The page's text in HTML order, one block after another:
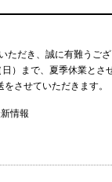
いただき、誠に有難う
日）まで、夏季休業と
をさせていただきま
情報